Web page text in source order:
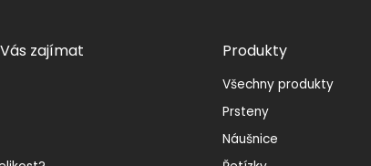
zajímat Produkty
Všechny produkty
Prsteny
Náušnice